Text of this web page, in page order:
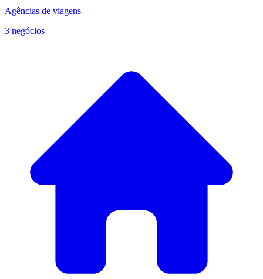
Agências de viagens
3 negócios